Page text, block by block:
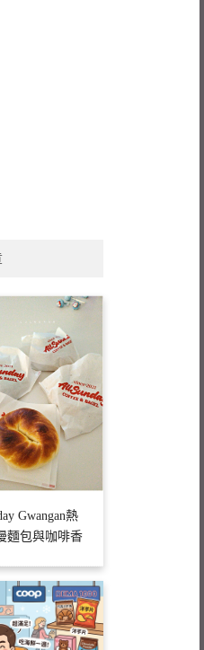
Gwangan熱
麵包與咖啡香